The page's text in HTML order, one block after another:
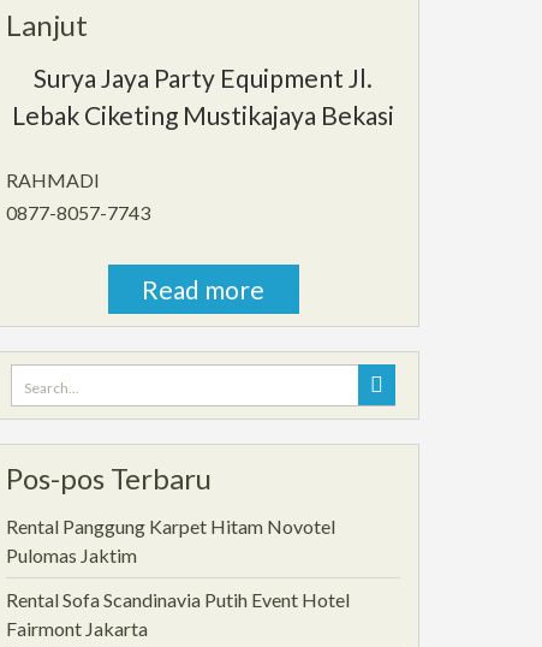
Lanjut
Surya Jaya Party Equipment Jl.
Lebak Ciketing Mustikajaya Bekasi
RAHMADI
0877-8057-7743
Read more
Search
for:
Pos-pos Terbaru
Rental Panggung Karpet Hitam Novotel
Pulomas Jaktim
Rental Sofa Scandinavia Putih Event Hotel
Fairmont Jakarta